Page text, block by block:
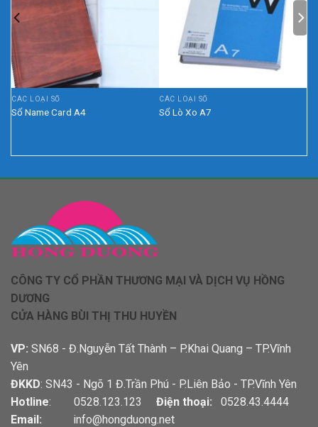
CÁC LOẠI SỔ
Sổ Name Card A4
CÁC LOẠI SỔ
Sổ Lò Xo A7
CÔNG TY CỔ PHẦN THƯƠNG MẠI VÀ DỊCH VỤ HỒNG
DƯƠNG
CỬA HÀNG BÙI THỊ THU HUYỀN
VP: SN68 - Đ.Nguyễn Tất Thành – P.Khai Quang – TP.Vĩnh
Yên
ĐKKD: SN43 - Ngõ 1 Đ.Trần Phú - P.Liên Bảo - TP.Vĩnh Yên
Hotline: 0528.123.123 Điện thoại: 0528.43.4444
Email:
info@hongduong.net